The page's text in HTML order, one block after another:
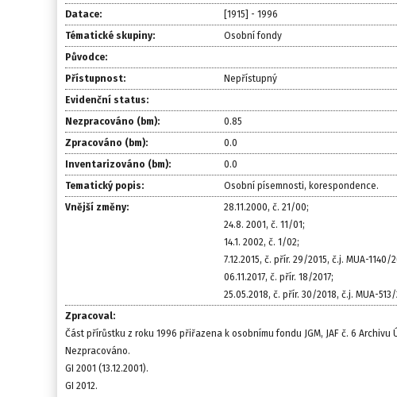
Datace:
[1915] - 1996
Tématické skupiny:
Osobní fondy
Původce:
Přístupnost:
Nepřístupný
Evidenční status:
Nezpracováno (bm):
0.85
Zpracováno (bm):
0.0
Inventarizováno (bm):
0.0
Tematický popis:
Osobní písemnosti, korespondence.
Vnější změny:
28.11.2000, č. 21/00;
24.8. 2001, č. 11/01;
14.1. 2002, č. 1/02;
7.12.2015, č. přír. 29/2015, č.j. MUA-1140/
06.11.2017, č. přír. 18/2017;
25.05.2018, č. přír. 30/2018, č.j. MUA-513/
Zpracoval:
Část přírůstku z roku 1996 přiřazena k osobnímu fondu JGM, JAF č. 6 Archivu
Nezpracováno.
GI 2001 (13.12.2001).
GI 2012.